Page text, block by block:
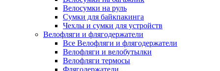
Велосумки на руль
Сумки для байкпакинга
Чехлы и сумки для устройств
Велофляги и флягодержатели
Все Велофляги и флягодержатели
Велофляги и велобутылки
Велофляги термосы
Флягодержатели